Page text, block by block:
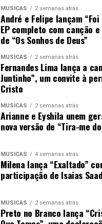
MÚSICAS 2 semanas atrás
André e Felipe lançam
EP completo com canção
de “Os Sonhos de Deus”
MÚSICAS 2 semanas atrás
Fernandes Lima lança a
Juntinho”, um convite à
Cristo
MÚSICAS 2 semanas atrás
Arianne e Eyshila unem
nova versão de “Tira-me
MÚSICAS 4 semanas atrás
Milena lança “Exaltado”
participação de Isaias Saad
MÚSICAS 2 semanas atrás
Preto no Branco lança